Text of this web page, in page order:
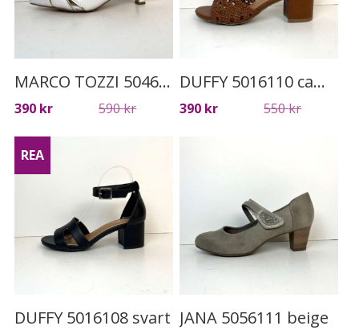
MARCO TOZZI 5046114 vit
590krDet
590 kr.
390 kr
Det
390 kr.
DUFFY 5016110 camel
550krDet
550 kr.
390 kr
Det
390 kr.
REA
DUFFY 5016108 svart JANA 5056111 beige